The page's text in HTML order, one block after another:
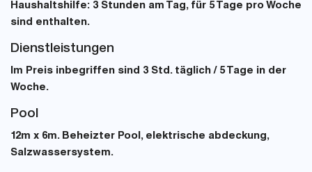
Haushaltshilfe: 3 Stunden am Tag, für 5 Tage pro Woche
sind enthalten.
Dienstleistungen
Im Preis inbegriffen sind 3 Std. täglich / 5 Tage in der
Woche.
Pool
12m x 6m. Beheizter Pool, elektrische abdeckung,
Salzwassersystem.